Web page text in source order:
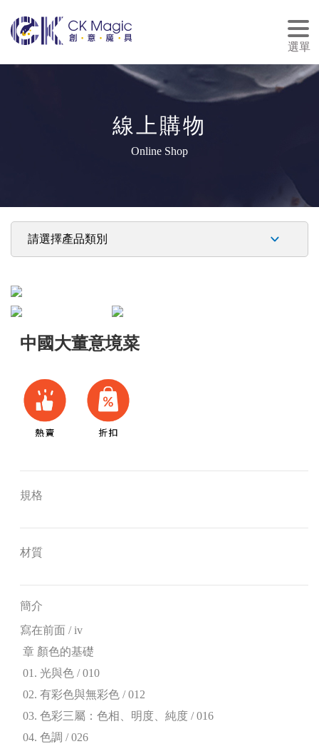
選單
線上購物
Online Shop
中國大董意境菜
規格
材質
簡介
寫在前面 / iv
章 顏色的基礎
01. 光與色 / 010
02. 有彩色與無彩色 / 012
03. 色彩三屬：色相、明度、純度 / 016
04. 色調 / 026